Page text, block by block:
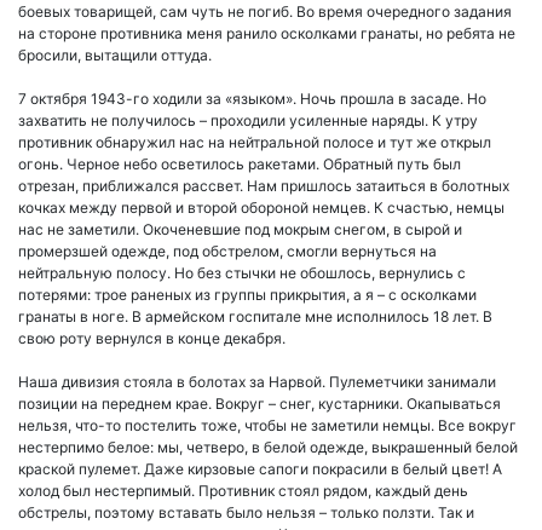
боевых товарищей, сам чуть не погиб. Во время очередного задания
на стороне противника меня ранило осколками гранаты, но ребята не
бросили, вытащили оттуда.
7 октября 1943-го ходили за «языком». Ночь прошла в засаде. Но
захватить не получилось – проходили усиленные наряды. К утру
противник обнаружил нас на нейтральной полосе и тут же открыл
огонь. Черное небо осветилось ракетами. Обратный путь был
отрезан, приближался рассвет. Нам пришлось затаиться в болотных
кочках между первой и второй обороной немцев. К счастью, немцы
нас не заметили. Окоченевшие под мокрым снегом, в сырой и
промерзшей одежде, под обстрелом, смогли вернуться на
нейтральную полосу. Но без стычки не обошлось, вернулись с
потерями: трое раненых из группы прикрытия, а я – с осколками
гранаты в ноге. В армейском госпитале мне исполнилось 18 лет. В
свою роту вернулся в конце декабря.
Наша дивизия стояла в болотах за Нарвой. Пулеметчики занимали
позиции на переднем крае. Вокруг – снег, кустарники. Окапываться
нельзя, что-то постелить тоже, чтобы не заметили немцы. Все вокруг
нестерпимо белое: мы, четверо, в белой одежде, выкрашенный белой
краской пулемет. Даже кирзовые сапоги покрасили в белый цвет! А
холод был нестерпимый. Противник стоял рядом, каждый день
обстрелы, поэтому вставать было нельзя – только ползти. Так и